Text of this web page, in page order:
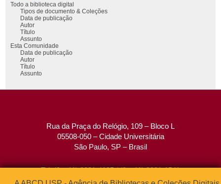
Todo a biblioteca digital
Tipos de documento & Coleções
Data de publicação
Autor
Título
Assunto
Esta Comunidade
Data de publicação
Autor
Título
Assunto
Rua da Praça do Relógio, 109 – Bloco L
05508-050 – Cidade Universitária
São Paulo, SP – Brasil
Tel: (0xx11) 3091-4195 / (0xx11) 3091-1541
Fax: (0xx11) 3091-1567